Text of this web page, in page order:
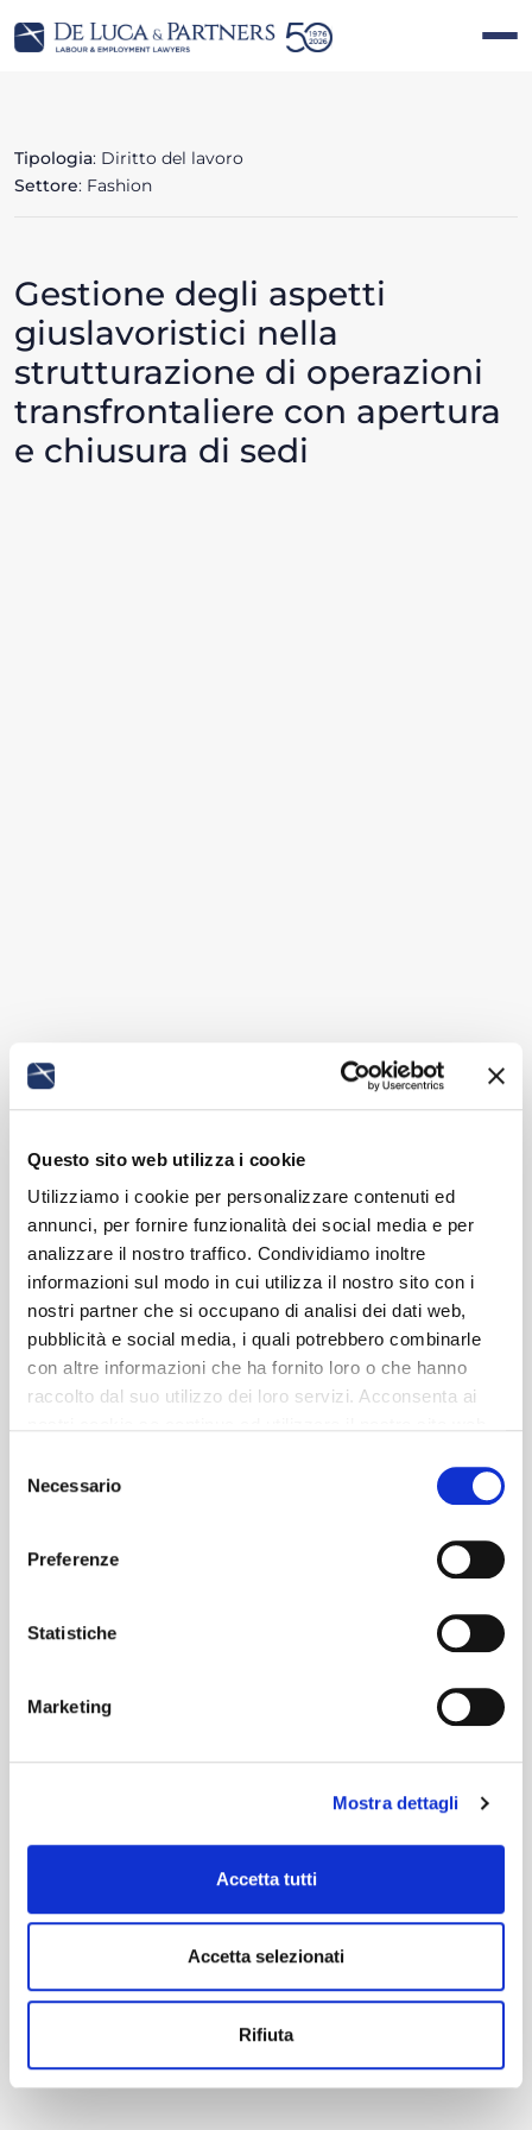
Questo sito web utilizza i cookie
Utilizziamo i cookie per personalizzare contenuti ed
annunci, per fornire funzionalità dei social media e per
analizzare il nostro traffico. Condividiamo inoltre
informazioni sul modo in cui utilizza il nostro sito con i
nostri partner che si occupano di analisi dei dati web,
pubblicità e social media, i quali potrebbero combinarle
con altre informazioni che ha fornito loro o che hanno
raccolto dal suo utilizzo dei loro servizi. Acconsenta ai
delNecessario
Preferenze
Statistiche
Marketing
Mostra dettagli
Accetta tutti
Accetta selezionati
Rifiuta
Tipologia: Diritto del lavoro
Settore: Fashion
Gestione degli aspetti
giuslavoristici nella
strutturazione di operazioni
transfrontaliere con apertura
e chiusura di sedi